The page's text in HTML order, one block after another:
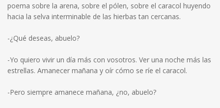
poema sobre la arena, sobre el pólen, sobre el caracol huyendo
hacia la selva interminable de las hierbas tan cercanas.
-¿Qué deseas, abuelo?
-Yo quiero vivir un día más con vosotros. Ver una noche más las
estrellas. Amanecer mañana y oír cómo se ríe el caracol.
-Pero siempre amanece mañana, ¿no, abuelo?